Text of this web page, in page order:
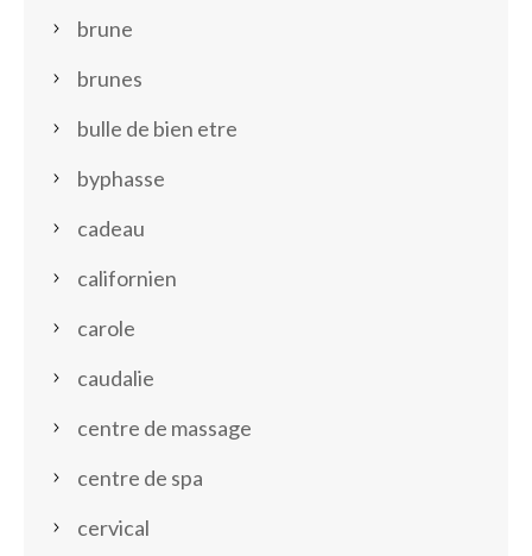
brune
brunes
bulle de bien etre
byphasse
cadeau
californien
carole
caudalie
centre de massage
centre de spa
cervical